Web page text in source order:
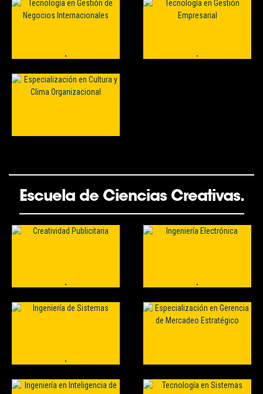
Escuela de Ciencias Creativas.